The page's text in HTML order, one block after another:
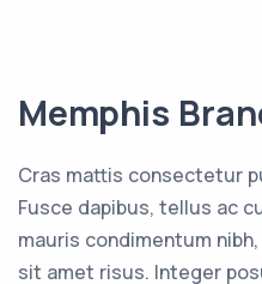
Memphis
Cras mattis consectetur
Fusce dapibus, tellus ac
mauris condimentum
sit amet risus. Integer